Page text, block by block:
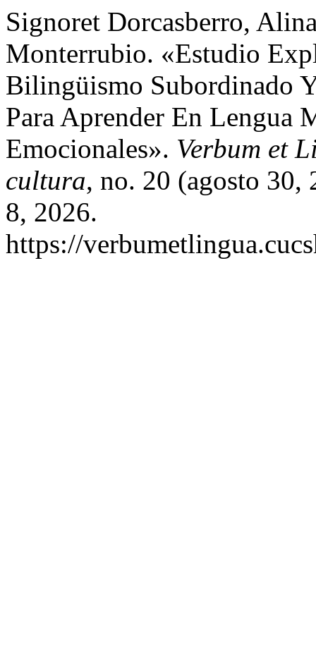
Signoret Dorcasberro,
Monterrubio. «Estudio
Bilingüismo Subordinado
Para Aprender En Lengua
Emocionales». Verbum et
cultura, no. 20 (agosto 30,
8, 2026.
https://